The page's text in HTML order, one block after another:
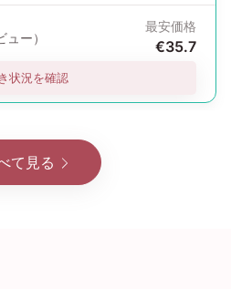
ー）
最安価格
€35.7
状況を確認
て見る